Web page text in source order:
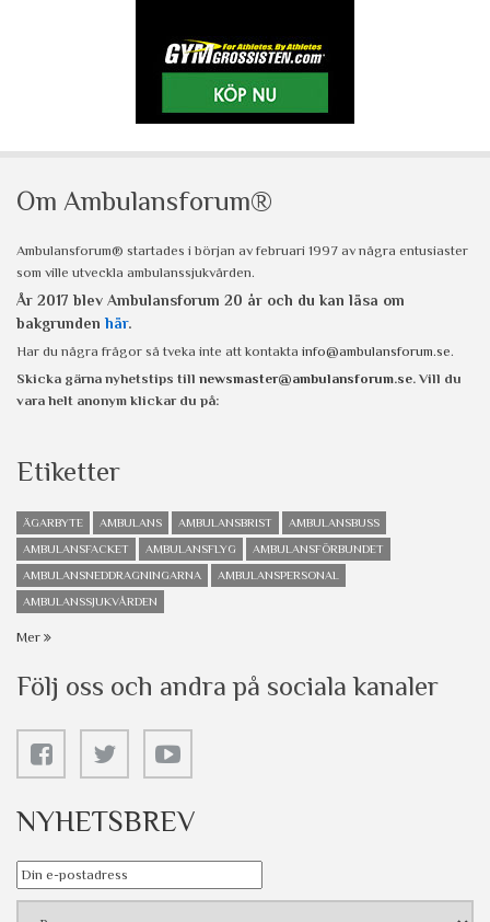
Om Ambulansforum®
Ambulansforum® startades i början av februari 1997 av några entusiaster
som ville utveckla ambulanssjukvården.
År 2017 blev Ambulansforum 20 år och du kan läsa om
bakgrunden här.
Har du några frågor så tveka inte att kontakta info@ambulansforum.se.
Skicka gärna nyhetstips till newsmaster@ambulansforum.se. Vill du
vara helt anonym klickar du på:
Etiketter
ÄGARBYTE AMBULANS AMBULANSBRIST
AMBULANSBUSS
AMBULANSFACKET
AMBULANSFLYG
AMBULANSFÖRBUNDET
AMBULANSNEDDRAGNINGARNA
AMBULANSPERSONAL
AMBULANSSJUKVÅRDEN
Mer
Följ oss och andra på sociala kanaler
NYHETSBREV